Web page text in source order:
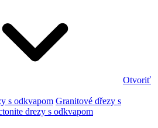
Otvoriť
s odkvapom Granitové dřezy s
drezy s odkvapom